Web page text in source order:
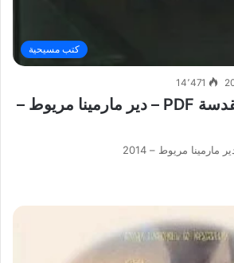
كتب مسيحية
14٬471
كتاب البصخة المقدسة PDF – دير مارمينا مريوط –
مريوط – 2014